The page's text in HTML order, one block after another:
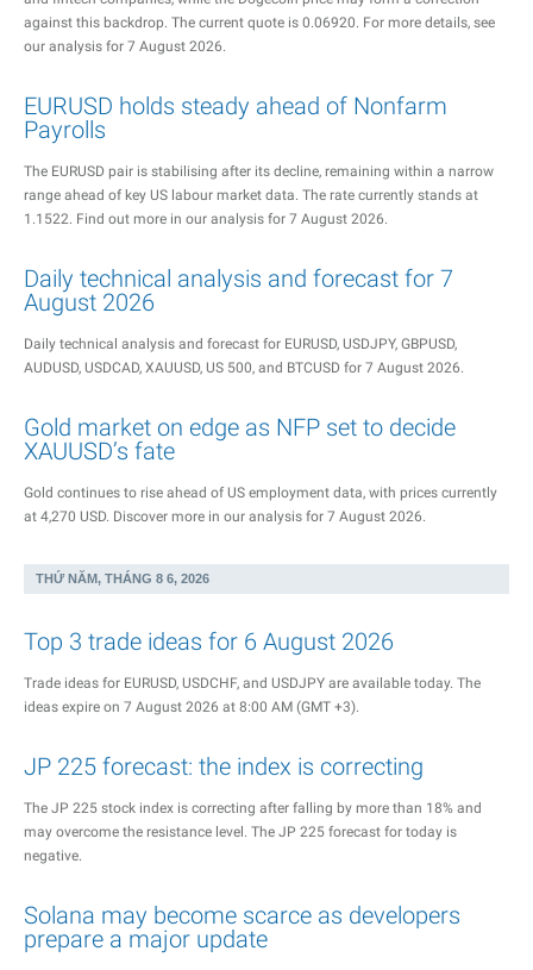
against this backdrop. The current quote is 0.06920. For more details, see
our analysis for 7 August 2026.
EURUSD holds steady ahead of Nonfarm
Payrolls
The EURUSD pair is stabilising after its decline, remaining within a narrow
range ahead of key US labour market data. The rate currently stands at
1.1522. Find out more in our analysis for 7 August 2026.
Daily technical analysis and forecast for 7
August 2026
Daily technical analysis and forecast for EURUSD, USDJPY, GBPUSD,
AUDUSD, USDCAD, XAUUSD, US 500, and BTCUSD for 7 August 2026.
Gold market on edge as NFP set to decide
XAUUSD’s fate
Gold continues to rise ahead of US employment data, with prices currently
at 4,270 USD. Discover more in our analysis for 7 August 2026.
THỨ NĂM, THÁNG 8 6, 2026
Top 3 trade ideas for 6 August 2026
Trade ideas for EURUSD, USDCHF, and USDJPY are available today. The
ideas expire on 7 August 2026 at 8:00 AM (GMT +3).
JP 225 forecast: the index is correcting
The JP 225 stock index is correcting after falling by more than 18% and
may overcome the resistance level. The JP 225 forecast for today is
negative.
Solana may become scarce as developers
prepare a major update